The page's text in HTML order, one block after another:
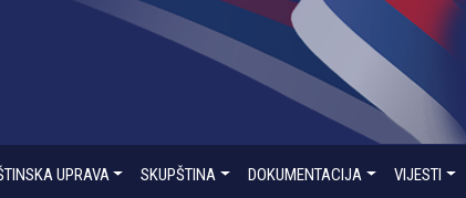
UPRAVA SKUPŠTINA DOKUMENTACIJA VIJESTI